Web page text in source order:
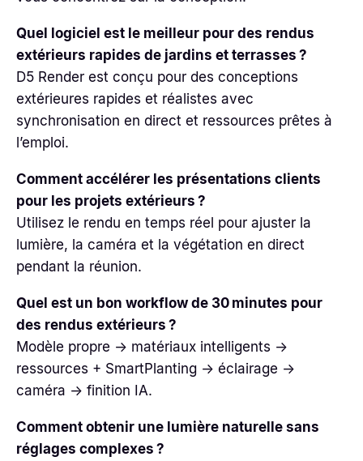
Quel logiciel est le meilleur pour des rendus
extérieurs rapides de jardins et terrasses ?
D5 Render est conçu pour des conceptions
extérieures rapides et réalistes avec
synchronisation en direct et ressources prêtes à
l’emploi.
Comment accélérer les présentations clients
pour les projets extérieurs ?
Utilisez le rendu en temps réel pour ajuster la
lumière, la caméra et la végétation en direct
pendant la réunion.
Quel est un bon workflow de 30 minutes pour
des rendus extérieurs ?
Modèle propre → matériaux intelligents →
ressources + SmartPlanting → éclairage →
caméra → finition IA.
Comment obtenir une lumière naturelle sans
réglages complexes ?